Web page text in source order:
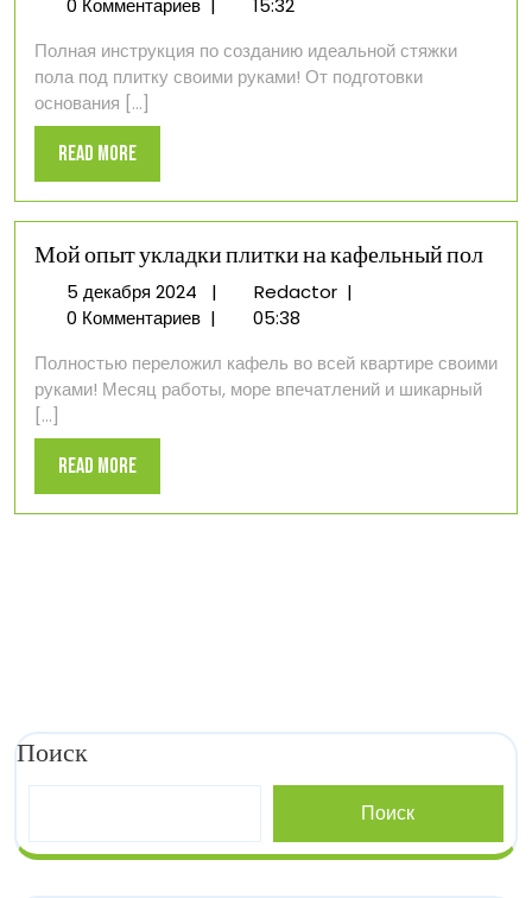
стяжку
пола
0 Комментариев |
15:32
Полная инструкция по созданию идеальной стяжки
пола под плитку своими руками! От подготовки
основания [...]
Read MoreRead
More
Мой опыт укладки плитки на кафельный пол
5 декабря 20245
декабря
| RedactorМой
плитки
на
|
0 Комментариев |
05:38
Полностью переложил кафель во всей квартире своими
руками! Месяц работы, море впечатлений и шикарный
[...]
Read MoreRead
More
Поиск
Поиск